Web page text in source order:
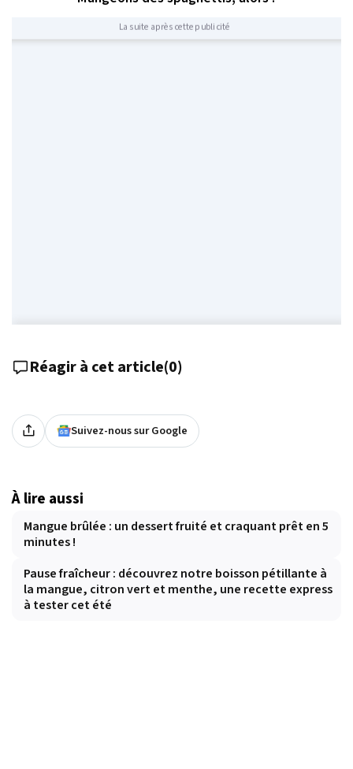
La suite après cette publicité
Réagir à cet article(0)
Suivez-nous sur Google
À lire aussi
Mangue brûlée : un dessert fruité et craquant prêt en 5
minutes !
Pause fraîcheur : découvrez notre boisson pétillante à
la mangue, citron vert et menthe, une recette express
à tester cet été